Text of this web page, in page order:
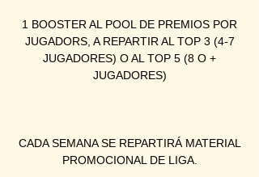
1 BOOSTER AL POOL DE PREMIOS POR
JUGADORS, A REPARTIR AL TOP 3 (4-7
JUGADORES) O AL TOP 5 (8 O +
JUGADORES)
CADA SEMANA SE REPARTIRÁ MATERIAL
PROMOCIONAL DE LIGA.